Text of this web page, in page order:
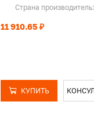
Страна производитель:
11 910.65 ₽
КУПИТЬ